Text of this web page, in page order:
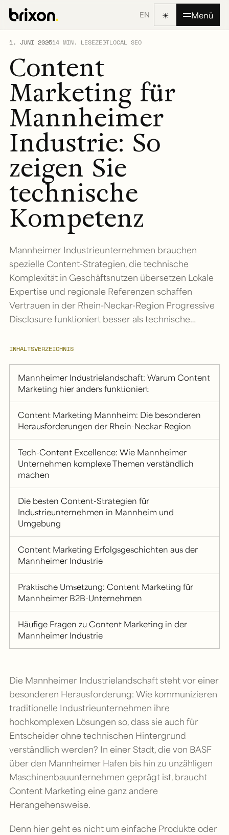
EN ☀ Menü
1. JUNI 202514 MIN. LESEZEITLOCAL SEO
Content
Marketing für
Mannheimer
Industrie: So
zeigen Sie
technische
Kompetenz
Mannheimer Industrieunternehmen brauchen
spezielle Content-Strategien, die technische
Komplexität in Geschäftsnutzen übersetzen Lokale
Expertise und regionale Referenzen schaffen
Vertrauen in der Rhein-Neckar-Region Progressive
Disclosure funktioniert besser als technische…
INHALTSVERZEICHNIS
Mannheimer Industrielandschaft: Warum Content
Marketing hier anders funktioniert
Content Marketing Mannheim: Die besonderen
Herausforderungen der Rhein-Neckar-Region
Tech-Content Excellence: Wie Mannheimer
Unternehmen komplexe Themen verständlich
machen
Die besten Content-Strategien für
Industrieunternehmen in Mannheim und
Umgebung
Content Marketing Erfolgsgeschichten aus der
Mannheimer Industrie
Praktische Umsetzung: Content Marketing für
Mannheimer B2B-Unternehmen
Häufige Fragen zu Content Marketing in der
Mannheimer Industrie
Die Mannheimer Industrielandschaft steht vor einer
besonderen Herausforderung: Wie kommunizieren
traditionelle Industrieunternehmen ihre
hochkomplexen Lösungen so, dass sie auch für
Entscheider ohne technischen Hintergrund
verständlich werden? In einer Stadt, die von BASF
über den Mannheimer Hafen bis hin zu unzähligen
Maschinenbauunternehmen geprägt ist, braucht
Content Marketing eine ganz andere
Herangehensweise.
Denn hier geht es nicht um einfache Produkte oder